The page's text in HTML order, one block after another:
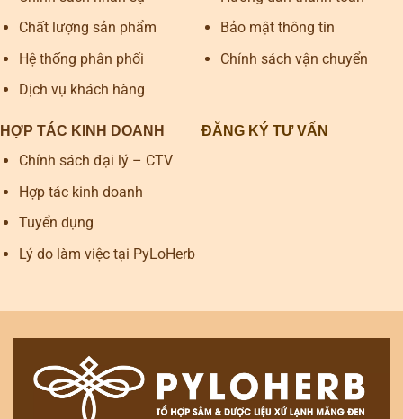
Chất lượng sản phẩm
Hệ thống phân phối
Dịch vụ khách hàng
Bảo mật thông tin
Chính sách vận chuyển
HỢP TÁC KINH DOANH
Chính sách đại lý – CTV
Hợp tác kinh doanh
Tuyển dụng
Lý do làm việc tại PyLoHerb
ĐĂNG KÝ TƯ VẤN